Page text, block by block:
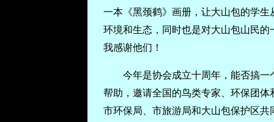
一本《黑颈鹤》画册，让大山包的学
环境和生态，同时也是对大山包山民
我感谢他们！
今年是协会成立十周年，能否搞
帮助，邀请全国的鸟类专家、环保团
市环保局、市旅游局和大山包保护区共